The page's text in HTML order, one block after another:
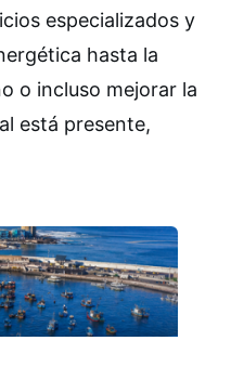
especializados y
hasta la
o incluso mejorar la
está presente,